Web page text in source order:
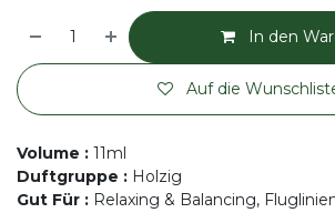
In den
Auf die
Volume : 11ml
Duftgruppe : Holzig
Gut Für : Relaxing & Balancing,